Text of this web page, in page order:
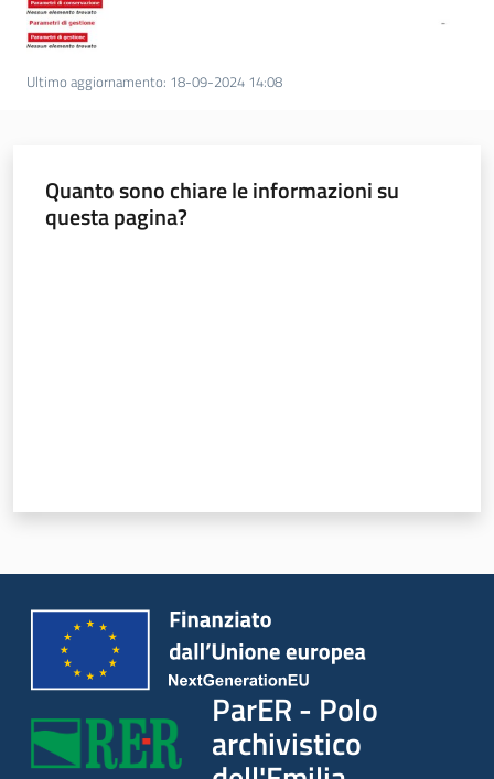
Ultimo aggiornamento: 18-09-2024 14:08
Quanto sono chiare le informazioni su
questa pagina?
ParER - Polo
archivistico